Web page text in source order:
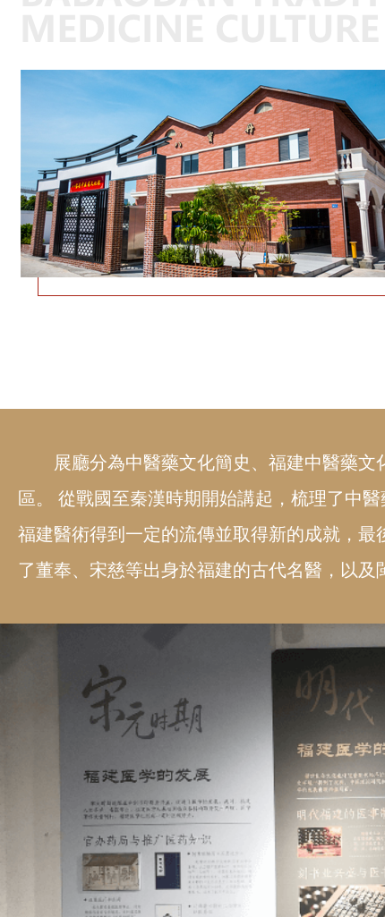
展廳分為中醫藥文化簡史、福建中醫藥
區。 從戰國至秦漢時期開始講起，梳理了中
福建醫術得到一定的流傳並取得新的成就，
了董奉、宋慈等出身於福建的古代名醫，以及